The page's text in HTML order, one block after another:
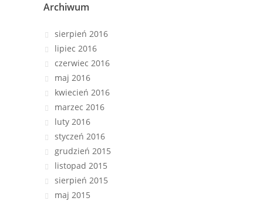
Archiwum
sierpień 2016
lipiec 2016
czerwiec 2016
maj 2016
kwiecień 2016
marzec 2016
luty 2016
styczeń 2016
grudzień 2015
listopad 2015
sierpień 2015
maj 2015